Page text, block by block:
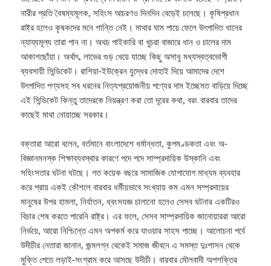
নারীর প্রতি বৈষম্যমূলক, সহিংস আচরণও দিনদিন বেড়েই চলেছে। কৃষিপ্রধান
রাষ্ট্র হলেও কৃষকদের মনে শান্তি নেই। মাথার ঘাম পায়ে ফেলে উৎপাদিত ধানের
ন্যায্যমূল্য তারা পান না। অথচ পাইকারি বা খুচরা বাজারে ধান ও চালের দাম
আকাশছোঁয়া। অর্থাৎ, লাভের গুড় খেয়ে যাচ্ছে কিছু অসাধু মধ্যস্বত্বভোগী
ব্যবসায়ী সিন্ডিকেট। রাশিয়া-ইউক্রেন যুদ্ধের দোহাই দিয়ে আমাদের দেশে
উৎপাদিত পণ্যসহ সব ধরনের নিত্যপ্রয়োজনীয় পণ্যের দাম ইচ্ছেমত বাড়িয়ে দিচ্ছে
এই সিন্ডিকেট কিন্তু তাদেরকে নিয়ন্ত্রণ করা তো দূরের কথা, বরং বারবার তাদের
কাছেই মাথা নোয়াচ্ছে সরকার।
বক্তারা আরো বলেন, বর্তমানে বাংলাদেশে ধর্মান্ধতা, কুপমণ্ডকতা এবং অ-
বিজ্ঞানমনস্ক শিক্ষাব্যবস্থার কারণে পদে পদে সাম্প্রদায়িক উস্কানি এবং
সহিংসতার ঘটনা ঘটছে। গত কয়েক বছরে সামাজিক যোগাযোগ মাধ্যম ব্যবহার
করে প্রায় একই কৌশলে বারবার ধর্মীয়ভাবে সংখ্যায় কম এমন সম্প্রদায়ের
মানুষের উপর হামলা, নির্যাতন, ধ্বংসযজ্ঞ চালানো হলেও সেসব ঘটনার একটিরও
বিচার শেষ করতে পারেনি রাষ্ট্র। এর ফলে, সেসব সাম্প্রদায়িক জানোয়াররা আরো
নির্ভয়ে, আরো নিশ্চিন্তে এমন অপকর্ম করে যাওয়ার সাহস পাচ্ছে। আলোচনা পর্বে
উদীচীর নেতারা জানান, জন্মলগ্ন থেকেই সমাজ জীবনে এ সমস্ত দুঃশাসন থেকে
মুক্তি পেতে লড়াই-সংগ্রাম করে আসছে উদীচী। বারবার মৌলবাদী অপশক্তির